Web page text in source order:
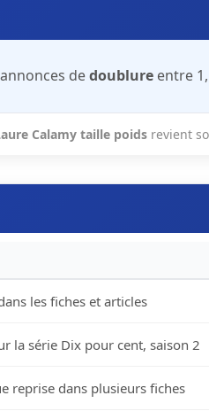
dedoublure entre
Calamy taille poids revient
les fiches et articles
la série Dix pour cent, saison 2
reprise dans plusieurs fiches